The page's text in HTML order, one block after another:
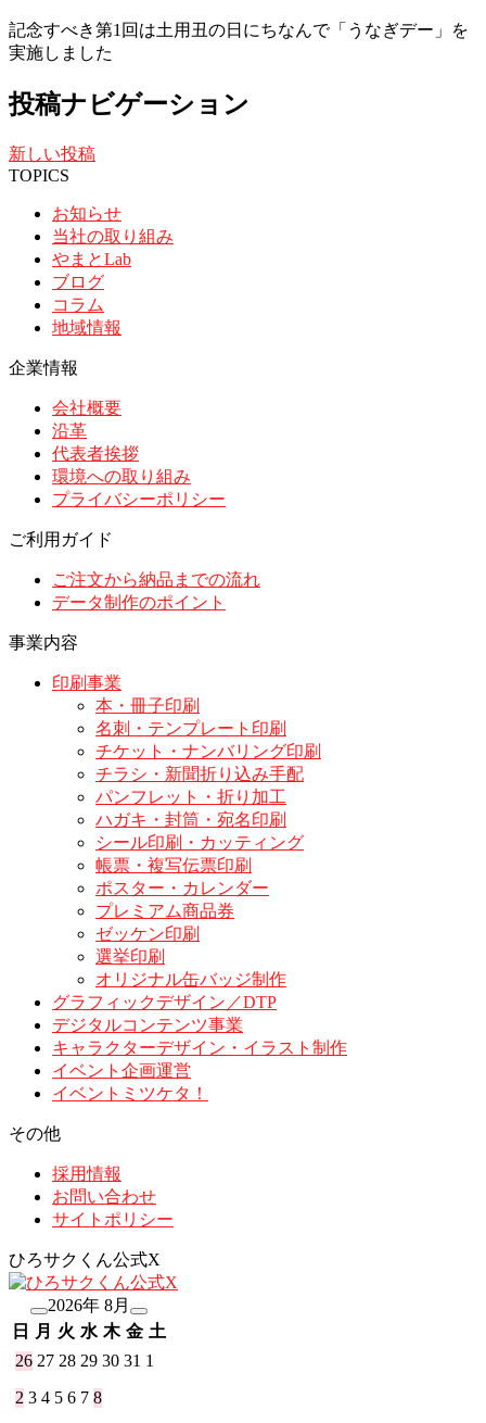
記念すべき第1回は土用丑の日にちなんで「うなぎデー」を
実施しました
投稿ナビゲーション
新しい投稿
TOPICS
お知らせ
当社の取り組み
やまとLab
ブログ
コラム
地域情報
企業情報
会社概要
沿革
代表者挨拶
環境への取り組み
プライバシーポリシー
ご利用ガイド
ご注文から納品までの流れ
データ制作のポイント
事業内容
印刷事業
本・冊子印刷
名刺・テンプレート印刷
チケット・ナンバリング印刷
チラシ・新聞折り込み手配
パンフレット・折り加工
ハガキ・封筒・宛名印刷
シール印刷・カッティング
帳票・複写伝票印刷
ポスター・カレンダー
プレミアム商品券
ゼッケン印刷
選挙印刷
オリジナル缶バッジ制作
グラフィックデザイン／DTP
デジタルコンテンツ事業
キャラクターデザイン・イラスト制作
イベント企画運営
イベントミツケタ！
その他
採用情報
お問い合わせ
サイトポリシー
ひろサクくん公式X
2026年 8月
日
月 火 水 木 金 土
26 27 28 29 30 31 1
2 3 4 5 6 7 8